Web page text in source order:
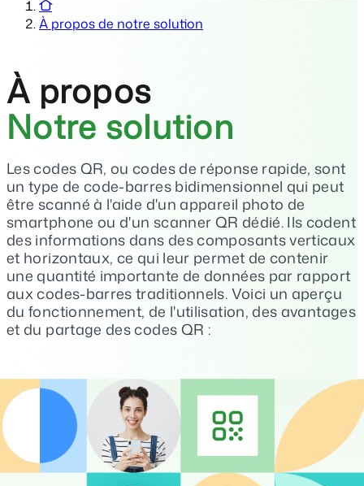
À propos de notre solution
À propos
Notre solution
Les codes QR, ou codes de réponse rapide, sont
un type de code-barres bidimensionnel qui peut
être scanné à l'aide d'un appareil photo de
smartphone ou d'un scanner QR dédié. Ils codent
des informations dans des composants verticaux
et horizontaux, ce qui leur permet de contenir
une quantité importante de données par rapport
aux codes-barres traditionnels. Voici un aperçu
du fonctionnement, de l'utilisation, des avantages
et du partage des codes QR :